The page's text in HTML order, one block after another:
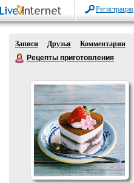
Регистрация
Записи Друзья
Комментарии
Рецепты приготовления